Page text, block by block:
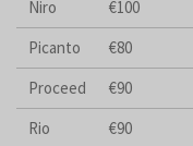
Niro
€100
Picanto
€80
Proceed
€90
Rio
€90